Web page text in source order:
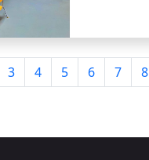
3 4 5 6 7 8